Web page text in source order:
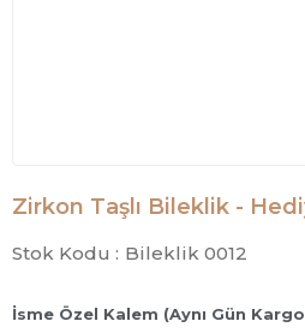
Zirkon Taşlı Bileklik -
Stok Kodu : Bileklik 0012
İsme Özel Kalem (Aynı Gün